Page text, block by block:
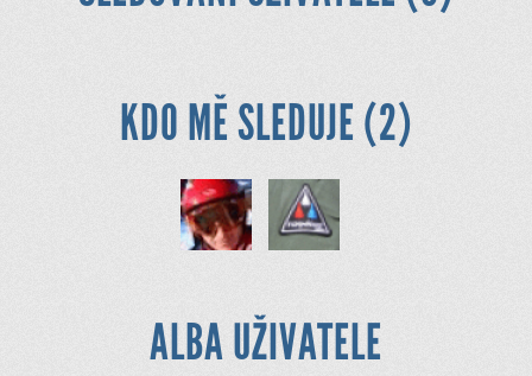
KDO MĚ SLEDUJE (2)
ALBA UŽIVATELE